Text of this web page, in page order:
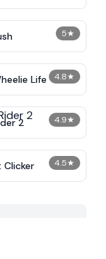
5★
4.8★
Life
4.9★
2
4.5★
Clicker